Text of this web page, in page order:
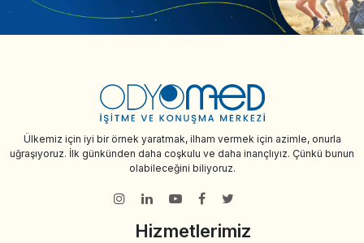
Ülkemiz için iyi bir örnek yaratmak, ilham vermek için azimle, onurla
uğraşıyoruz. İlk günkünden daha coşkulu ve daha inançlıyız. Çünkü bunun
olabileceğini biliyoruz.
Hizmetlerimiz